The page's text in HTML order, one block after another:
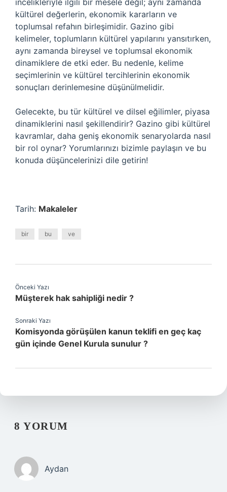
incelikleriyle ilgili bir mesele değil; aynı zamanda
kültürel değerlerin, ekonomik kararların ve
toplumsal refahın birleşimidir. Gazino gibi
kelimeler, toplumların kültürel yapılarını yansıtırken,
aynı zamanda bireysel ve toplumsal ekonomik
dinamiklere de etki eder. Bu nedenle, kelime
seçimlerinin ve kültürel tercihlerinin ekonomik
sonuçları derinlemesine düşünülmelidir.
Gelecekte, bu tür kültürel ve dilsel eğilimler, piyasa
dinamiklerini nasıl şekillendirir? Gazino gibi kültürel
kavramlar, daha geniş ekonomik senaryolarda nasıl
bir rol oynar? Yorumlarınızı bizimle paylaşın ve bu
konuda düşüncelerinizi dile getirin!
Tarih: Makaleler
bir bu ve
Önceki Yazı
Müşterek hak sahipliği nedir ?
Sonraki Yazı
Komisyonda görüşülen kanun teklifi en geç kaç
gün içinde Genel Kurula sunulur ?
8 YORUM
Aydan